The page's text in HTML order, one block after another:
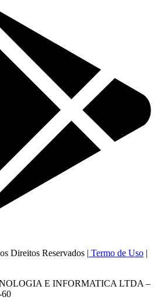
Direitos Reservados | Termo de Uso |
E INFORMATICA LTDA –
60